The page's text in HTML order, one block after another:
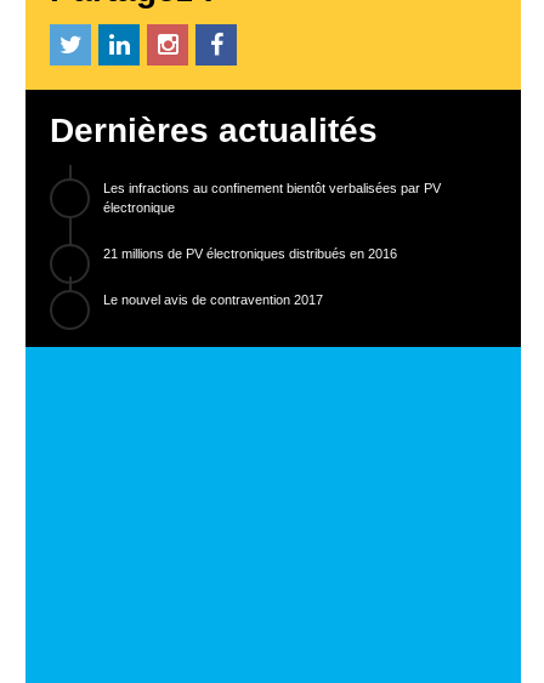
Dernières actualités
Les infractions au confinement bientôt verbalisées par PV
électronique
21 millions de PV électroniques distribués en 2016
Le nouvel avis de contravention 2017